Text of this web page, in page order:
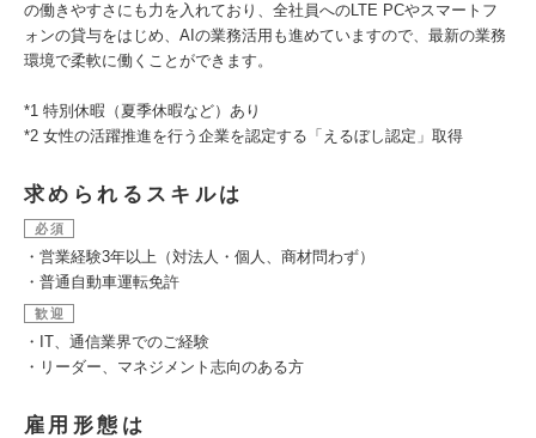
の働きやすさにも力を入れており、全社員へのLTE PCやスマートフ
ォンの貸与をはじめ、AIの業務活用も進めていますので、最新の業務
環境で柔軟に働くことができます。
*1 特別休暇（夏季休暇など）あり
*2 女性の活躍推進を行う企業を認定する「えるぼし認定」取得
求められるスキルは
必須
・営業経験3年以上（対法人・個人、商材問わず）
・普通自動車運転免許
歓迎
・IT、通信業界でのご経験
・リーダー、マネジメント志向のある方
雇用形態は